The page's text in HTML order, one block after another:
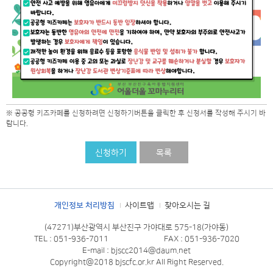
※ 공공형 키즈카페를 신청하려면 신청하기버튼을 클릭한 후 신청서를 작성해 주시기 바
랍니다.
신청하기 목록
개인정보 처리방침 사이트맵 찾아오시는 길
(47271)부산광역시 부산진구 가야대로 575-18(가야동)
TEL : 051-936-7011
FAX : 051-936-7020
E-mail : bjscc2014@daum.net
Copyright@2018 bjscfc.or.kr All Right Reserved.